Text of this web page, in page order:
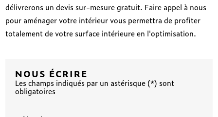
délivrerons un devis sur-mesure gratuit. Faire appel à nous
pour aménager votre intérieur vous permettra de profiter
totalement de votre surface intérieure en l'optimisation.
NOUS ÉCRIRE
Les champs indiqués par un astérisque (*) sont
obligatoires